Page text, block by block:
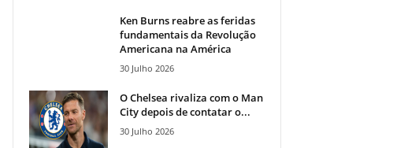
Ken Burns reabre as feridas
fundamentais da Revolução
Americana na América
30 Julho 2026
O Chelsea rivaliza com o Man
City depois de contatar o...
30 Julho 2026